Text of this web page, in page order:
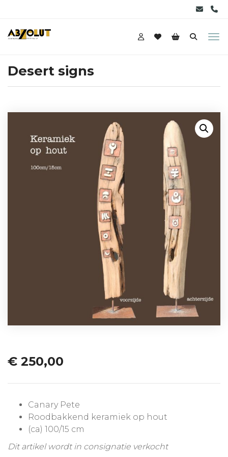
Desert signs
€ 250,00
Canary Pete
Roodbakkend keramiek op hout
(ca) 100/15 cm
Dit artikel wordt in consignatie verkocht